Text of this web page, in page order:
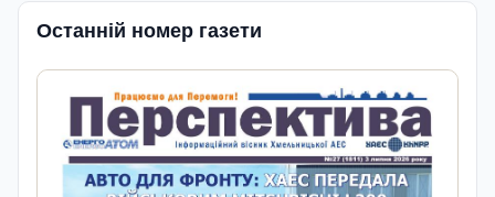
Останній номер газети